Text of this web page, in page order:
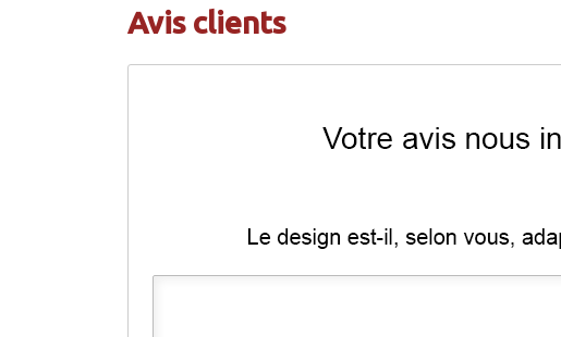
Avis clients